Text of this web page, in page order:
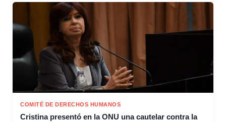
COMITÉ DE DERECHOS HUMANOS
Cristina presentó en la ONU una cautelar contra la